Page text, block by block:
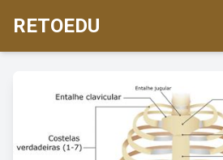
RETOEDU